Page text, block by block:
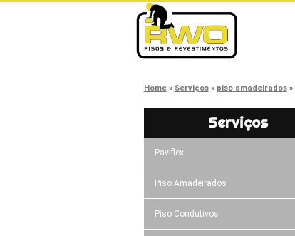
Home Serviços piso amadeirados
Serviços
Paviflex
Piso Amadeirados
Piso Condutivos